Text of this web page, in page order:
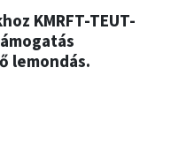
KMRFT-TEUT-
lemondás.